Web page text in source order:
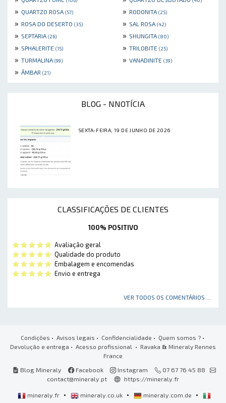
» QUARTZO ROSA (57) » RODONITA (25)
» ROSA DO DESERTO (35) » SAL ROSA (42)
» SEPTARIA (26) » SHUNGITA (80)
» SPHALERITE (15) » TRILOBITE (25)
» TURMALINA (99) » VANADINITE (39)
» ÂMBAR (21)
BLOG - NNOTÍCIA
SEXTA-FEIRA, 19 DE JUNHO DE 2026
CLASSIFICAÇÕES DE CLIENTES
100% POSITIVO
Avaliação geral
Qualidade do produto
Embalagem e encomendas
Envio e entrega
VER TODOS OS COMENTÁRIOS ...
Condições • Avisos legais • Confidencialidade • Quem somos ?•
Devolução e entrega • Acesso profissional • Ravaka & Mineraly Rennes
France
Blog Mineraly
Facebook Instagram
07 67 76 45 88
contact@mineraly.pt
https://mineraly.fr
mineraly.fr • mineraly.co.uk • mineraly.com.de
•